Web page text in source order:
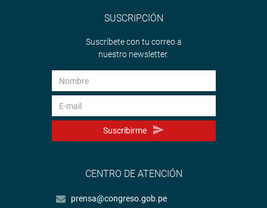
SUSCRIPCIÓN
Suscríbete con tu correo a
nuestro newsletter.
Suscribirme
CENTRO DE ATENCIÓN
prensa@congreso.gob.pe